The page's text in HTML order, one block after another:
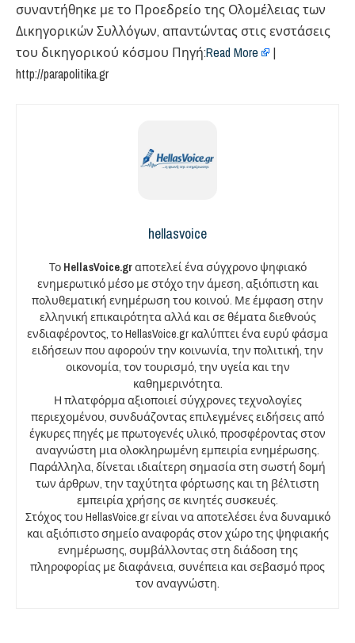
συναντήθηκε με το Προεδρείο της Ολομέλειας των
Δικηγορικών Συλλόγων, απαντώντας στις ενστάσεις
του δικηγορικού κόσμου Πηγή:Read More
|
http://parapolitika.gr
hellasvoice
Το HellasVoice.grαποτελεί ένα σύγχρονο ψηφιακό
ενημερωτικό μέσο με στόχο την άμεση, αξιόπιστη και
πολυθεματική ενημέρωση του κοινού. Με έμφαση στην
ελληνική επικαιρότητα αλλά και σε θέματα διεθνούς
ενδιαφέροντος, το HellasVoice.gr καλύπτει ένα ευρύ φάσμα
ειδήσεων που αφορούν την κοινωνία, την πολιτική, την
οικονομία, τον τουρισμό, την υγεία και την
καθημερινότητα.
Η πλατφόρμα αξιοποιεί σύγχρονες τεχνολογίες
περιεχομένου, συνδυάζοντας επιλεγμένες ειδήσεις από
έγκυρες πηγές με πρωτογενές υλικό, προσφέροντας στον
αναγνώστη μια ολοκληρωμένη εμπειρία ενημέρωσης.
Παράλληλα, δίνεται ιδιαίτερη σημασία στη σωστή δομή
των άρθρων, την ταχύτητα φόρτωσης και τη βέλτιστη
εμπειρία χρήσης σε κινητές συσκευές.
Στόχος του HellasVoice.gr είναι να αποτελέσει ένα δυναμικό
και αξιόπιστο σημείο αναφοράς στον χώρο της ψηφιακής
ενημέρωσης, συμβάλλοντας στη διάδοση της
πληροφορίας με διαφάνεια, συνέπεια και σεβασμό προς
τον αναγνώστη.